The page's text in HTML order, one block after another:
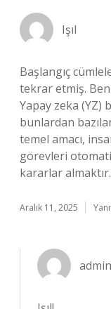
Işıl
Başlangıç
tekrar etmiş.
Yapay zeka (YZ)
bunlardan
temel amacı,
görevleri
kararlar almaktır.
Aralık 11, 2025
admin